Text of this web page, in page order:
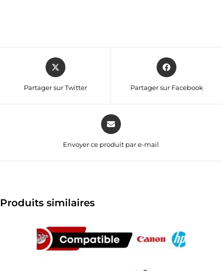
Partager sur Twitter Partager sur Facebook
Envoyer ce produit par e-mail
Produits similaires